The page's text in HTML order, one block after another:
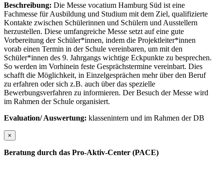
Beschreibung: Die Messe vocatium Hamburg Süd ist eine
Fachmesse für Ausbildung und Studium mit dem Ziel, qualifizierte
Kontakte zwischen Schülerinnen und Schülern und Ausstellern
herzustellen. Diese umfangreiche Messe setzt auf eine gute
Vorbereitung der Schüler*innen, indem die Projektleiter*innen
vorab einen Termin in der Schule vereinbaren, um mit den
Schüler*innen des 9. Jahrgangs wichtige Eckpunkte zu besprechen.
So werden im Vorhinein feste Gesprächstermine vereinbart. Dies
schafft die Möglichkeit, in Einzelgesprächen mehr über den Beruf
zu erfahren oder sich z.B. auch über das spezielle
Bewerbungsverfahren zu informieren. Der Besuch der Messe wird
im Rahmen der Schule organisiert.
Evaluation/ Auswertung: klassenintern und im Rahmen der DB
×
Beratung durch das Pro-Aktiv-Center (PACE)